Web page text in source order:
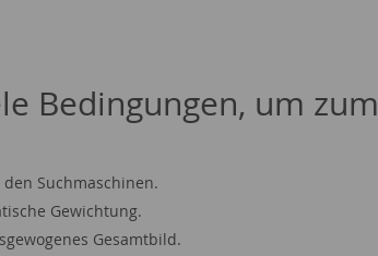
Bedingungen, um zum
Suchmaschinen.
Gewichtung.
Gesamtbild.